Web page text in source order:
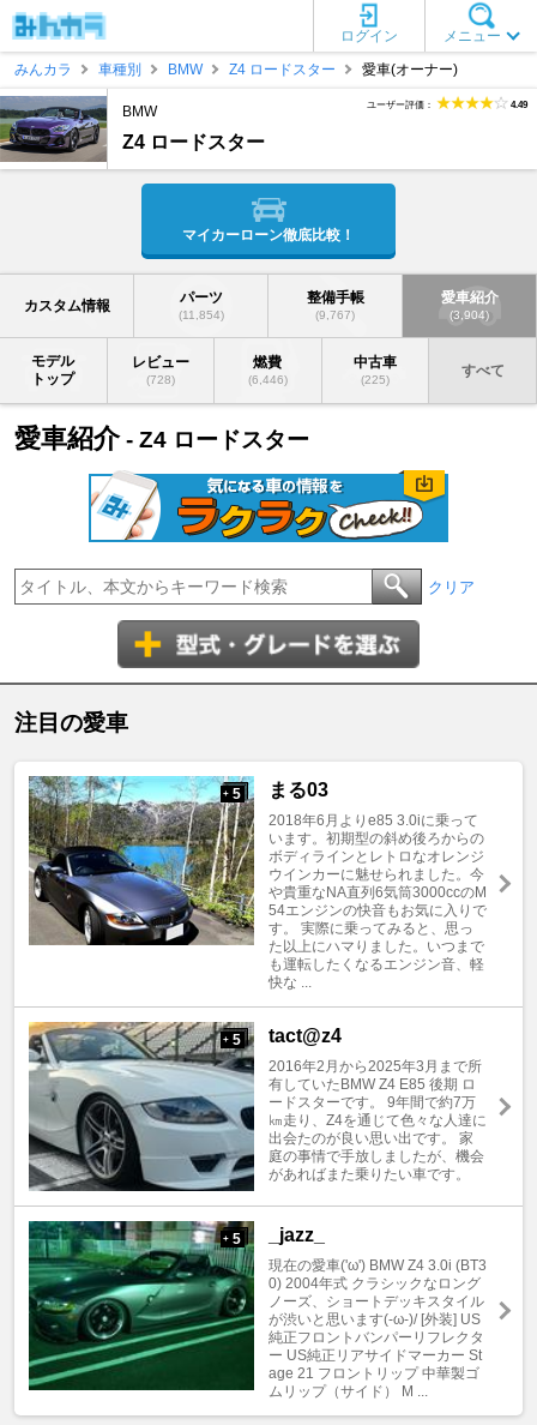
メニュー
ログイン
みんカラ
車種別 BMW Z4 ロードスター 愛車(オーナー)
BMW
Z4 ロードスター
ユーザー評価： 4.49
マイカーローン徹底比較！
カスタム情報 パーツ
(11,854)
整備手帳
(9,767)
愛車紹介
(3,904)
モデル
トップ
レビュー
(728)
燃費
(6,446)
中古車
(225)
すべて
愛車紹介- Z4 ロードスター
クリア
注目の愛車
+ 5 まる03
2018年6月よりe85 3.0iに乗って
います。初期型の斜め後ろからの
ボディラインとレトロなオレンジ
ウインカーに魅せられました。今
や貴重なNA直列6気筒3000ccのM
54エンジンの快音もお気に入りで
す。 実際に乗ってみると、思っ
た以上にハマりました。いつまで
も運転したくなるエンジン音、軽
快な ...
+ 5 tact@z4
2016年2月から2025年3月まで所
有していたBMW Z4 E85 後期 ロ
ードスターです。 9年間で約7万
㎞走り、Z4を通じて色々な人達に
出会たのが良い思い出です。 家
庭の事情で手放しましたが、機会
があればまた乗りたい車です。
+ 5 _jazz_
現在の愛車('ω') BMW Z4 3.0i (BT3
0) 2004年式 クラシックなロング
ノーズ、ショートデッキスタイル
が渋いと思います(-ω-)/ [外装] US
純正フロントバンパーリフレクタ
ー US純正リアサイドマーカー St
age 21 フロントリップ 中華製ゴ
ムリップ（サイド） M ...